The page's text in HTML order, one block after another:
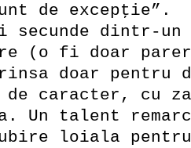
de excepţie”.
secunde dintr-un
(o fi doar
doar pentru
de caracter, cu
Un talent
loiala